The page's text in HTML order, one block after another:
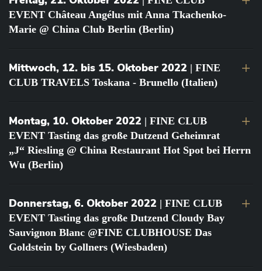
EVENT Château Angélus mit Anna Tkachenko-
Marie @ China Club Berlin (Berlin)
Mittwoch, 12. bis 15. Oktober 2022 | FINE
CLUB TRAVELS Toskana - Brunello (Italien)
Montag, 10. Oktober 2022 | FINE CLUB
EVENT Tasting das große Dutzend Geheimrat
„J“ Riesling @ China Restaurant Hot Spot bei Herrn
Wu (Berlin)
Donnerstag, 6. Oktober 2022 | FINE CLUB
EVENT Tasting das große Dutzend Cloudy Bay
Sauvignon Blanc @FINE CLUBHOUSE Das
Goldstein by Gollners (Wiesbaden)